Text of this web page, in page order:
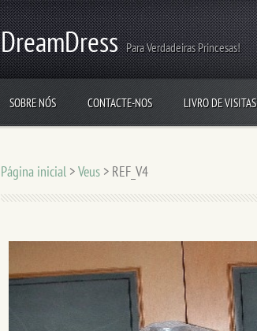
DreamDress Para Verdadeiras Princesas!
SOBRE NÓS CONTACTE-NOS LIVRO DE VISITAS
Página inicial >Veus > REF_V4